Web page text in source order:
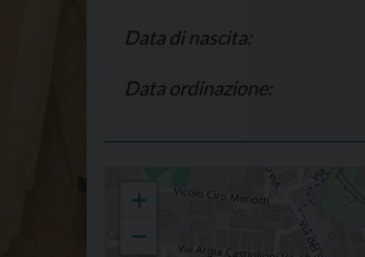
Data di nascita:
Data ordinazione:
+
−